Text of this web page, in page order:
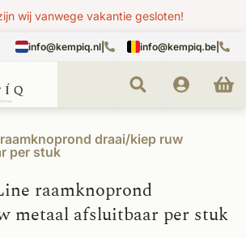
wij vanwege vakantie gesloten!
info@kempiq.nl info@kempiq.be
draai/kiep ruw
per stuk
raamknoprond
metaal afsluitbaar per stuk